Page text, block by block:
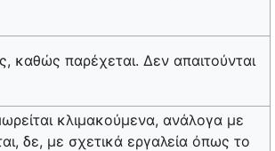
καθώς παρέχεται. Δεν απαιτούνται
κλιμακούμενα, ανάλογα με
δε, με σχετικά εργαλεία όπως το